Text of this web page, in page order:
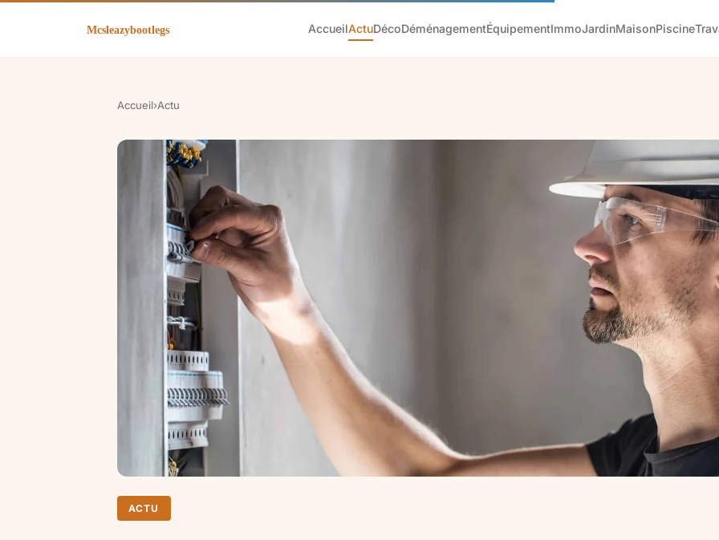
AccueilActuDécoDéménagementÉquipementImmoJardinMaisonPiscine
Accueil›Actu
ACTU